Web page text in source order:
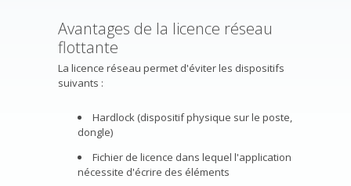
Avantages de la licence réseau
flottante
La licence réseau permet d'éviter les dispositifs
suivants :
Hardlock (dispositif physique sur le poste,
dongle)
Fichier de licence dans lequel l'application
nécessite d'écrire des éléments